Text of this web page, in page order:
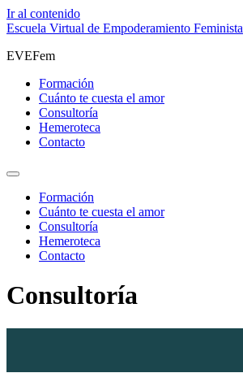
Ir al contenido
Escuela Virtual de Empoderamiento Feminista
EVEFem
Formación
Cuánto te cuesta el amor
Consultoría
Hemeroteca
Contacto
Formación
Cuánto te cuesta el amor
Consultoría
Hemeroteca
Contacto
Consultoría